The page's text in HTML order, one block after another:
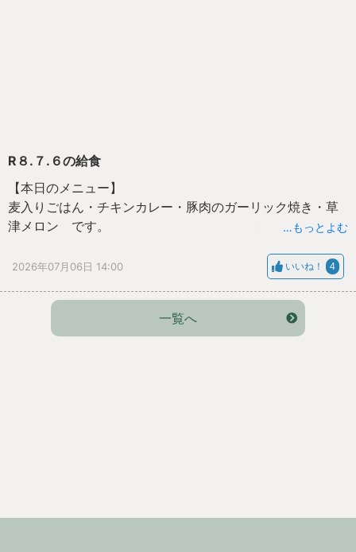
R８.７.６の給食
【本日のメニュー】
麦入りごはん・チキンカレー・豚肉のガーリック焼き・草
津メロン です。
…もっとよむ
2026年07月06日 14:00 いいね！ 4
一覧へ